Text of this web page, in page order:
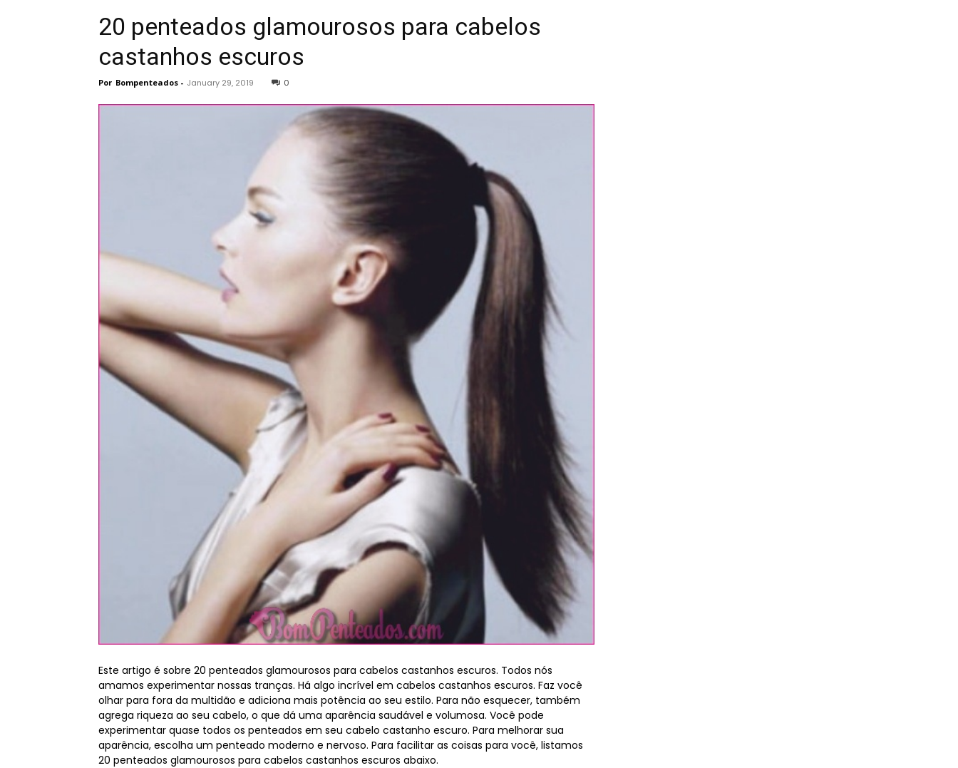
20 penteados glamourosos para cabelos
castanhos escuros
Por Bompenteados - January 29, 2019 0
Este artigo é sobre 20 penteados glamourosos para cabelos castanhos escuros. Todos nós
amamos experimentar nossas tranças. Há algo incrível em cabelos castanhos escuros. Faz você
olhar para fora da multidão e adiciona mais potência ao seu estilo. Para não esquecer, também
agrega riqueza ao seu cabelo, o que dá uma aparência saudável e volumosa. Você pode
experimentar quase todos os penteados em seu cabelo castanho escuro. Para melhorar sua
aparência, escolha um penteado moderno e nervoso. Para facilitar as coisas para você, listamos
20 penteados glamourosos para cabelos castanhos escuros abaixo.